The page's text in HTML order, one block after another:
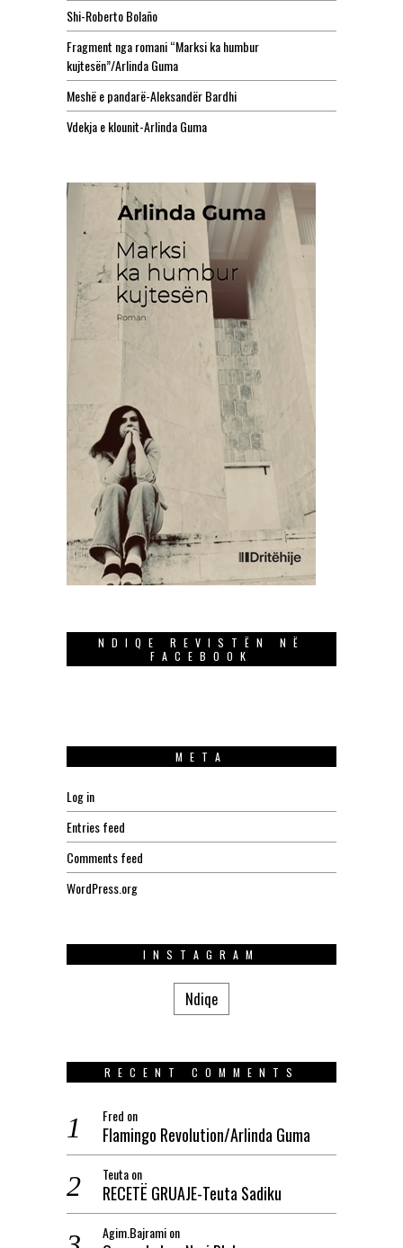
Shi-Roberto Bolaño
Fragment nga romani “Marksi ka humbur
kujtesën”/Arlinda Guma
Meshë e pandarë-Aleksandër Bardhi
Vdekja e klounit-Arlinda Guma
NDIQE REVISTËN NË
FACEBOOK
META
Log in
Entries feed
Comments feed
WordPress.org
INSTAGRAM
Ndiqe
RECENT COMMENTS
Fred on
Flamingo Revolution/Arlinda Guma
Teutaon
RECETË GRUAJE-Teuta Sadiku
Agim.Bajramion